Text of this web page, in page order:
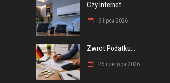
Czy Internet...
9 lipca 2026
Zwrot Podatku...
26 czerwca 2026